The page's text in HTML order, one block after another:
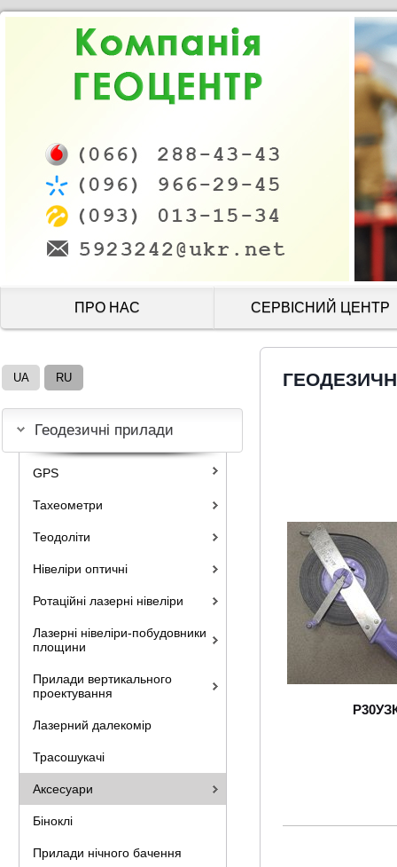
ПРО НАС СЕРВІСНИЙ ЦЕНТР
UA RU
Геодезичні прилади
GPS
Тахеометри
Теодоліти
Нівеліри оптичні
Ротаційні лазерні нівеліри
Лазерні нівеліри-побудовники
площини
Прилади вертикального
проектування
Лазерний далекомір
Трасошукачі
Аксесуари
Біноклі
Прилади нічного бачення